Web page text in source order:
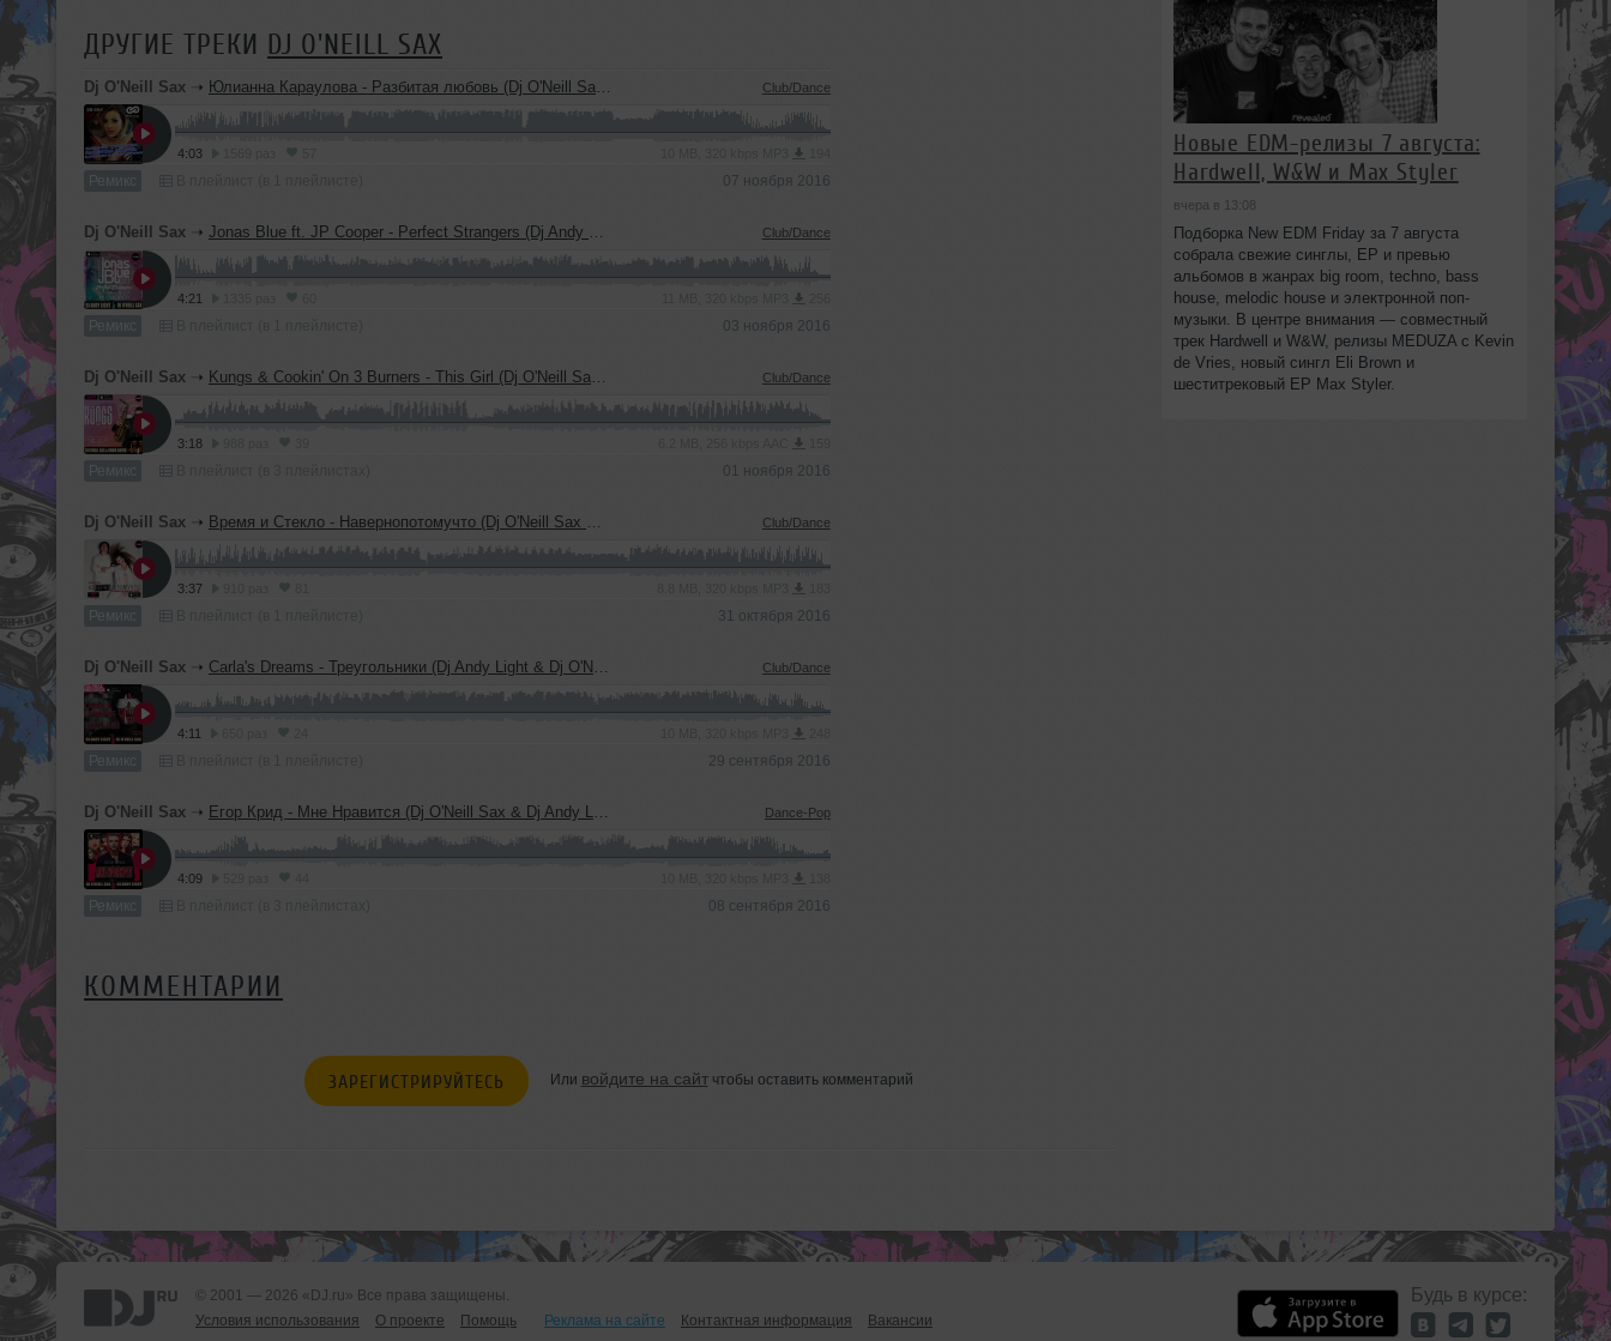
ДРУГИЕ ТРЕКИ DJ O'NEILL SAX
Dj O'Neill Sax ➝ Юлианна Караулова - Разбитая любовь (Dj O'Neill Sax & Dj Andy Light Remix) Club/Dance
4:03
Ремикс 07 ноября 2016
Dj O'Neill Sax ➝ Jonas Blue ft. JP Cooper - Perfect Strangers (Dj Andy Light & Dj O'Neill Sax Remix) Club/Dance
4:21
Ремикс 03 ноября 2016
Dj O'Neill Sax ➝ Kungs & Cookin' On 3 Burners - This Girl (Dj O'Neill Sax & Drum Cover) Club/Dance
3:18
Ремикс 01 ноября 2016
Dj O'Neill Sax ➝ Время и Стекло - Навернопотомучто (Dj O'Neill Sax & Dj Andy Light Remix) Club/Dance
3:37
Ремикс 31 октября 2016
Dj O'Neill Sax ➝ Carla's Dreams - Треугольники (Dj Andy Light & Dj O'Neill Sax Official Remix) Club/Dance
4:11
Ремикс 29 сентября 2016
Dj O'Neill Sax ➝ Егор Крид - Мне Нравится (Dj O'Neill Sax & Dj Andy Light Remix) Dance-Pop
4:09
Ремикс 08 сентября 2016
КОММЕНТАРИИ
ЗАРЕГИСТРИРУЙТЕСЬ Или войдите на сайтчтобы оставить комментарий
Новые EDM-релизы 7 августа:
Hardwell, W&W и Max Styler
вчера в 13:08
Подборка New EDM Friday за 7 августа
собрала свежие синглы, EP и превью
альбомов в жанрах big room, techno, bass
house, melodic house и электронной поп-
музыки. В центре внимания — совместный
трек Hardwell и W&W, релизы MEDUZA с Kevin
de Vries, новый сингл Eli Brown и
шеститрековый EP Max Styler.
© 2001 — 2026 «DJ.ru» Все права защищены.
Условия использования
О проекте Помощь Реклама на сайте Контактная информация Вакансии
Будь в курсе: